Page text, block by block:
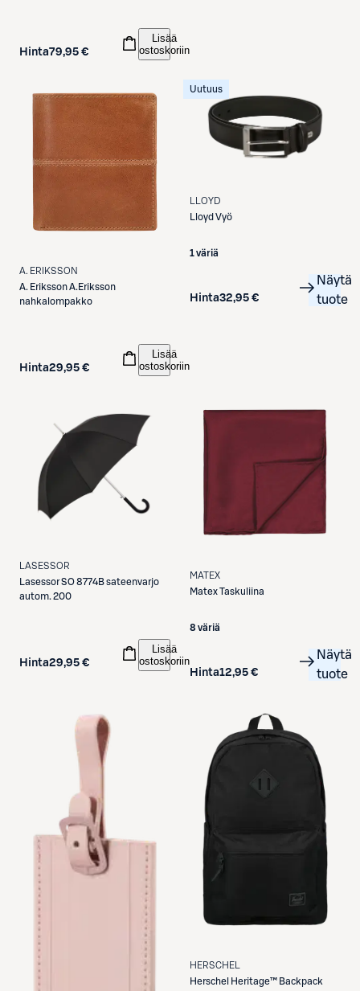
Hinta79,95 €
Lisää
ostoskoriin
A. ERIKSSON
A. ErikssonA.Eriksson
nahkalompakko
Hinta29,95 €
Lisää
ostoskoriin
Uutuus
LLOYD
Lloyd Vyö
1 väriä
Hinta32,95 €
Näytä
tuote
LASESSOR
LasessorSO 8774B sateenvarjo
autom. 200
Hinta29,95 €
Lisää
ostoskoriin
MATEX
MatexTaskuliina
8 väriä
Hinta12,95 €
Näytä
tuote
HERSCHEL
Herschel Heritage™ Backpack